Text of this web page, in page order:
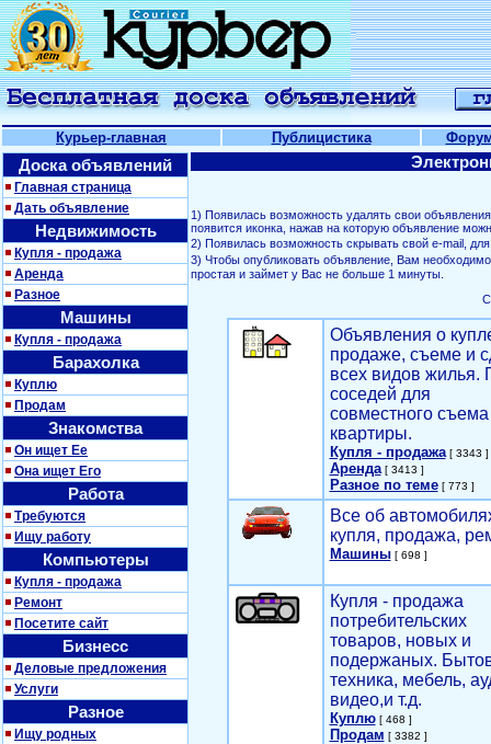
Курьер-главная Публицистика
Доска объявлений
Главная страница
Дать объявление
Недвижимость
Купля - продажа
Аренда
Разное
Машины
Купля - продажа
Барахолка
Куплю
Продам
Знакомства
Он ищет Ее
Она ищет Его
Работа
Требуются
Ищу работу
Компьютеры
Купля - продажа
Ремонт
Посетите сайт
Бизнесс
Деловые предложения
Услуги
Разное
Ищу родных
1) Появилась возможность удалять свои
появится иконка, нажав на которую объявление
2) Появилась возможность скрывать свой е-mail,
3) Чтобы опубликовать объявление, Вам
простая и займет у Вас не больше 1 минуты.
Объявления о
продаже, съеме и
всех видов жилья.
соседей для
совместного съема
квартиры.
Купля - продажа[ 3343 ]
Аренда[ 3413 ]
Разное по теме[ 773 ]
Все об
купля, продажа,
Машины[ 698 ]
Купля - продажа
потребительских
товаров, новых и
подержаных.
техника, мебель,
видео,и т.д.
Куплю[ 468 ]
Продам [ 3382 ]